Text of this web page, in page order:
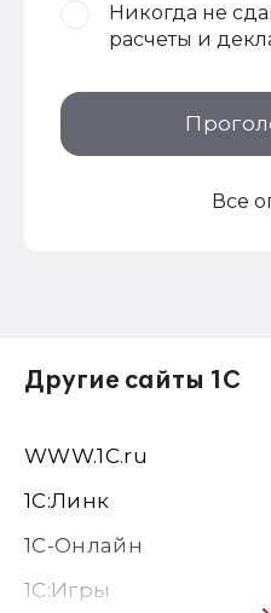
Никогда не
расчеты и
Все
Другие сайты 1С
WWW.1С.ru
1С:Линк
1С-Онлайн
1C:Игры